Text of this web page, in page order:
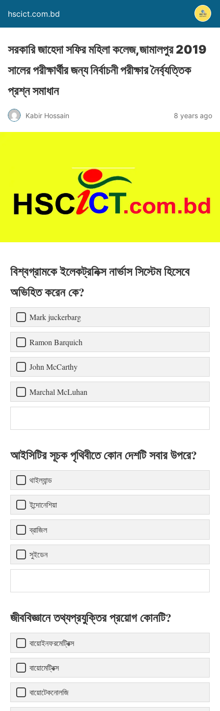
hscict.com.bd
সরকারি জাহেদা সফির মহিলা কলেজ,জামালপুর 2019
সালের পরীক্ষার্থীর জন্য নির্বাচনী পরীক্ষার নৈর্ব্যত্তিক
প্রশ্ন সমাধান
Kabir Hossain 8 years ago
বিশ্বগ্রামকে ইলেকট্রনিক্স নার্ভাস সিস্টেম হিসেবে
অভিহিত করেন কে?
Mark juckerbarg
Ramon Barquich
John McCarthy
Marchal McLuhan
আইসিটির সূচক পৃথিবীতে কোন দেশটি সবার উপরে?
থাইল্যান্ড
ইন্দোনেশিয়া
ব্রাজিল
সুইডেন
জীববিজ্ঞানে তথ্যপ্রযুক্তির প্রয়োগ কোনটি?
বায়োইনফরমেট্রিক্স
বায়োমেট্রিক্স
বায়োটেকনোলজি